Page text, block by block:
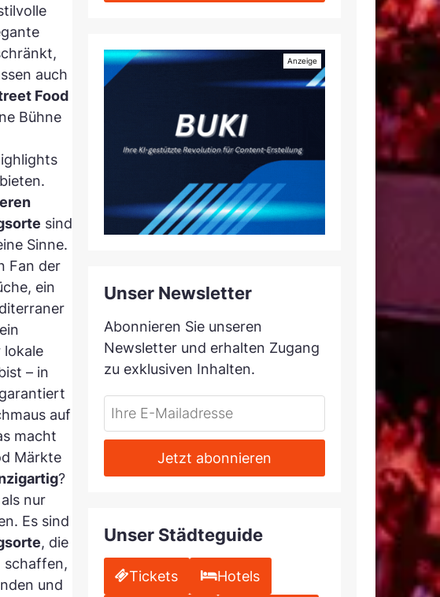
auch
Food
Bühne
sind
Sinne.
Fan der
ein
lokale
– in
auf
macht
Märkte
?
nur
Es sind
, die
schaffen,
und
Unser Newsletter
Abonnieren Sie unseren
Newsletter und erhalten Zugang
zu exklusiven Inhalten.
Do
not
*Ihre
E-
Jetzt abonnieren
Unser Städteguide
Tickets Hotels